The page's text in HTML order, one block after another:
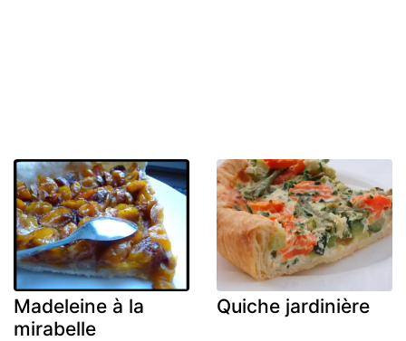
Madeleine à la
mirabelle
Quiche jardinière